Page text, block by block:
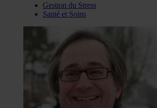
Gestion du Stress
Santé et Soins